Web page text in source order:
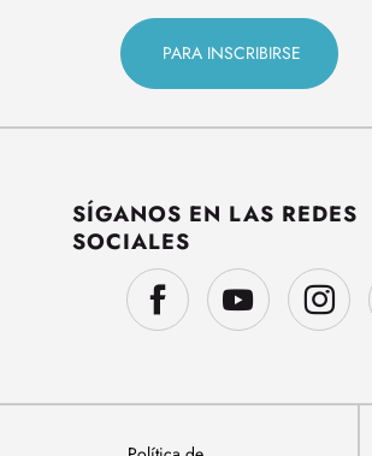
SÍGANOS EN LAS REDES
SOCIALES